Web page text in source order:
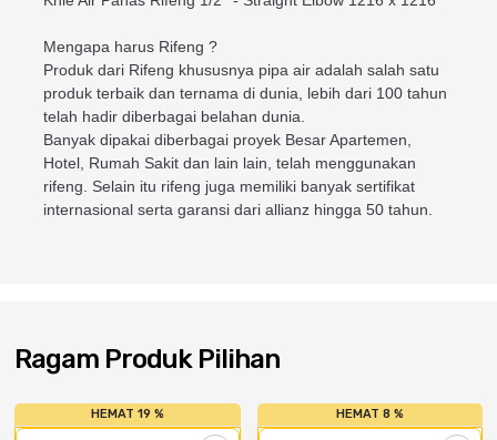
Cat dan Kimia
Saniter
Mengapa harus Rifeng ?
Produk dari Rifeng khususnya pipa air adalah salah satu
produk terbaik dan ternama di dunia, lebih dari 100 tahun
telah hadir diberbagai belahan dunia.
Banyak dipakai diberbagai proyek Besar Apartemen,
Hotel, Rumah Sakit dan lain lain, telah menggunakan
rifeng. Selain itu rifeng juga memiliki banyak sertifikat
internasional serta garansi dari allianz hingga 50 tahun.
Ragam Produk Pilihan
HEMAT 19 % HEMAT 8 %